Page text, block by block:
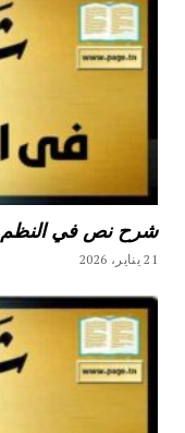
شرح نص في النظم
21 يناير، 2026